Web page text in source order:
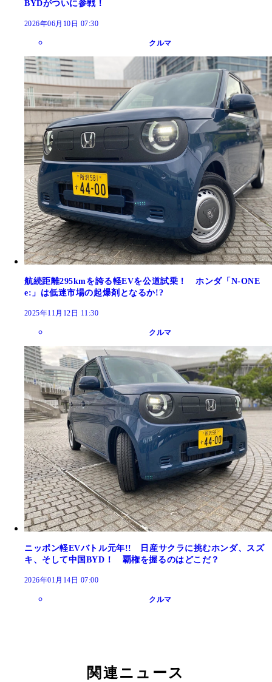
BYDがついに参戦！
2026年06月10日 07:30
クルマ
航続距離295kmを誇る軽EVを公道試乗！ ホンダ「N-ONE
e:」は低迷市場の起爆剤となるか!?
2025年11月12日 11:30
クルマ
ニッポン軽EVバトル元年!! 日産サクラに挑むホンダ、スズ
キ、そして中国BYD！ 覇権を握るのはどこだ？
2026年01月14日 07:00
クルマ
関連ニュース